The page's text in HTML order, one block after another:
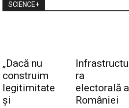
SCIENCE+
„Dacă nu
construim
legitimitate
și
Infrastructu
ra
electorală a
României